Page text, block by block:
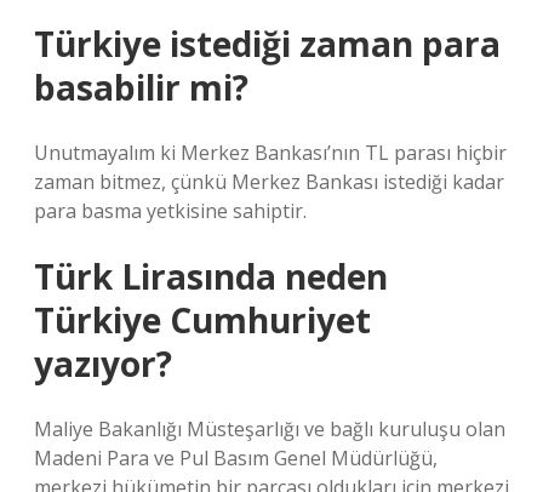
Türkiye istediği zaman para
basabilir mi?
Unutmayalım ki Merkez Bankası’nın TL parası hiçbir
zaman bitmez, çünkü Merkez Bankası istediği kadar
para basma yetkisine sahiptir.
Türk Lirasında neden
Türkiye Cumhuriyet
yazıyor?
Maliye Bakanlığı Müsteşarlığı ve bağlı kuruluşu olan
Madeni Para ve Pul Basım Genel Müdürlüğü,